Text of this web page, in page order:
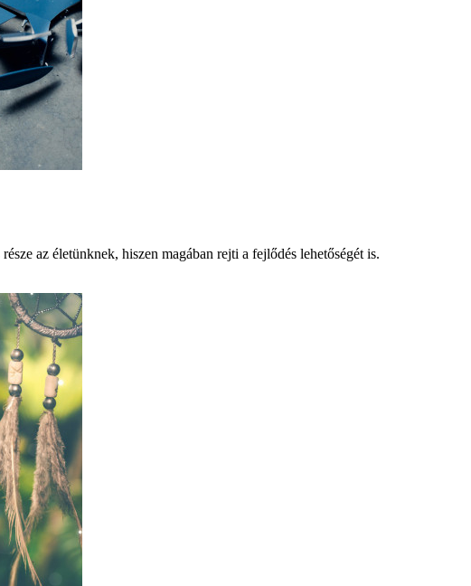
az életünknek, hiszen magában rejti a fejlődés lehetőségét is.